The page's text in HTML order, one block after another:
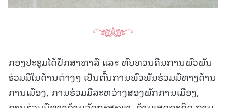
ກອງປະຊຸມໄດ້ປຶກສາຫາລື ແລະ ທົບທວນຄືນການພົວພັນ
ຮ່ວມມືໃນດ້ານຕ່າງໆ ເປັນຕົ້ນການພົວພັນຮ່ວມມືທາງດ້ານ
ການເມືອງ, ການຮ່ວມມືລະຫວ່າງສອງພັກການເມືອງ,